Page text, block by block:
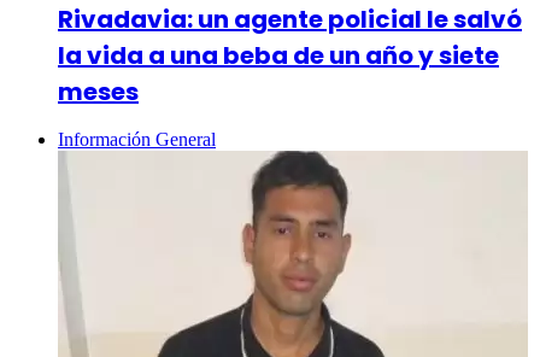
Rivadavia: un agente policial le salvó
la vida a una beba de un año y siete
meses
Información General